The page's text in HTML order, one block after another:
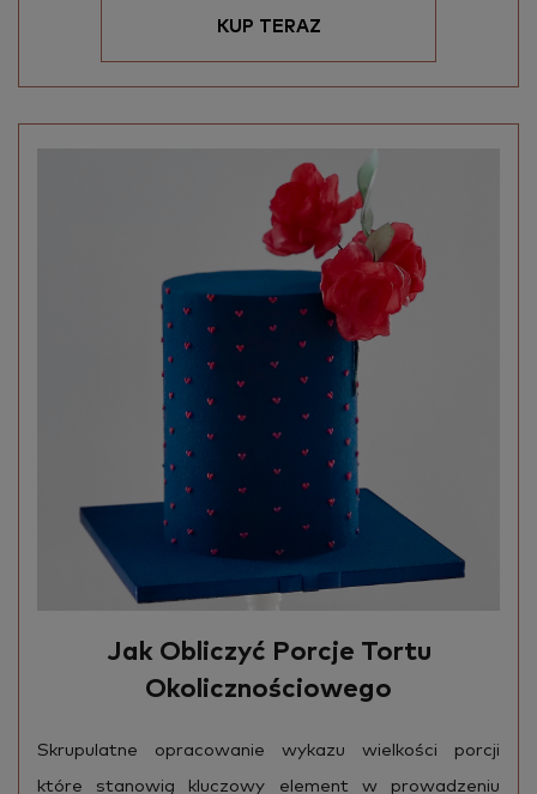
KUP TERAZ
Jak Obliczyć Porcje Tortu
Okolicznościowego
Skru­pu­lat­ne opra­co­wa­nie wy­ka­zu wiel­ko­ści por­cji
które sta­no­wią klu­czo­wy ele­ment w pro­wa­dze­niu